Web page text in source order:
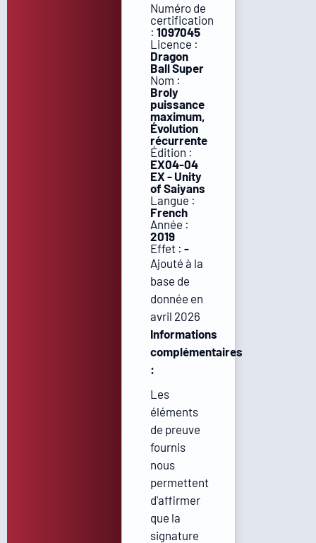
Numéro de
certification
: 1097045
Licence :
Dragon
Ball Super
Nom :
Broly
puissance
maximum,
Évolution
récurrente
Édition :
EX04-04
EX - Unity
of Saiyans
Langue :
French
Année :
2019
Effet : -
Ajouté à la
base de
donnée en
avril 2026
Informations
complémentaires
:
Les
éléments
de preuve
fournis
nous
permettent
d'affirmer
que la
signature